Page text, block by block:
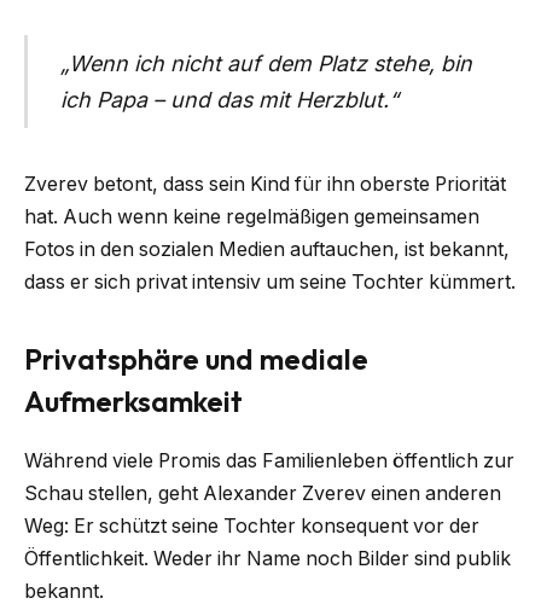
„Wenn ich nicht auf dem Platz stehe, bin
ich Papa – und das mit Herzblut.“
Zverev betont, dass sein Kind für ihn oberste Priorität
hat. Auch wenn keine regelmäßigen gemeinsamen
Fotos in den sozialen Medien auftauchen, ist bekannt,
dass er sich privat intensiv um seine Tochter kümmert.
Privatsphäre und mediale
Aufmerksamkeit
Während viele Promis das Familienleben öffentlich zur
Schau stellen, geht Alexander Zverev einen anderen
Weg: Er schützt seine Tochter konsequent vor der
Öffentlichkeit. Weder ihr Name noch Bilder sind publik
bekannt.